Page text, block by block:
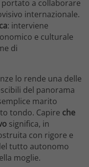
a collaborare
internazionale.
: interviene
e culturale
di
lo rende una delle
del panorama
marito
tondo. Capire che
significa, in
con rigore e
tutto autonomo
moglie.